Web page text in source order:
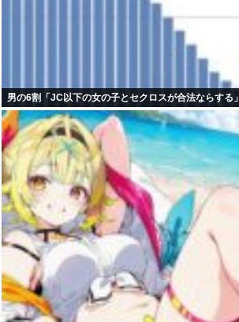
男の6割「JC以下の女の子とセクロスが合法ならする」